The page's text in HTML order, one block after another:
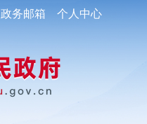
政务邮箱 个人中心